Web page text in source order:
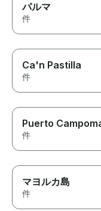
パルマ
件
Ca'n Pastilla
件
Puerto
件
マヨルカ島
件